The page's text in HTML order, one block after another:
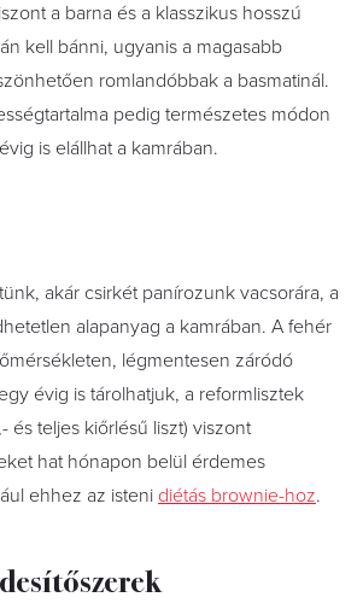
a barna és a klasszikus hosszú
kell bánni, ugyanis a magasabb
romlandóbbak a basmatinál.
pedig természetes módon
is elállhat a kamrában.
akár csirkét panírozunk vacsorára, a
alapanyag a kamrában. A fehér
légmentesen záródó
évig is tárolhatjuk, a reformlisztek
és teljes kiőrlésű liszt) viszont
hat hónapon belül érdemes
ehhez az isteni diétás brownie-hoz.